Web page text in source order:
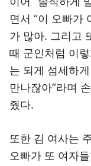
면서 “이 오빠가
가 많아. 그리고
때 군인처럼 이
는 되게 섬세하
만나잖아”라며
줬다.
또한 김 여사는
오빠가 또 여자